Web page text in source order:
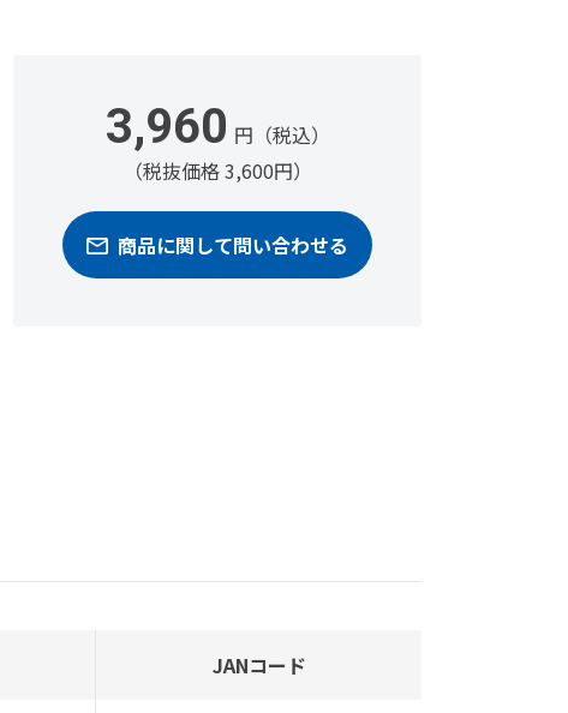
3,960 円（税込）
（税抜価格 3,600円）
商品に関して問い合わせる
JANコード